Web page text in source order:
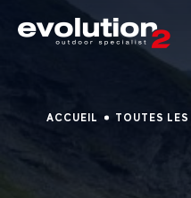
ACCUEIL TOUTES